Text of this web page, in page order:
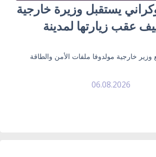
يستقبل وزيرة خارجية
عقب زيارتها لمدينة
خارجية مولدوفا ملفات الأمن والطاقة
06.08.2026